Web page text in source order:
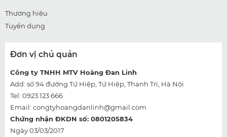
Thương hiệu
Tuyển dụng
Đơn vị chủ quản
Công ty TNHH MTV Hoàng Đan Linh
Add: số 94 đường Tứ Hiệp, Tứ Hiệp, Thanh Trì, Hà Nội
Tel: 0923.123.666
Email: congtyhoangdanlinh@gmail.com
Chứng nhận ĐKDN số: 0801205834
Ngày 03/03/2017